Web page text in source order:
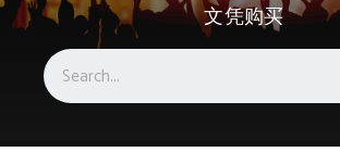
文凭购买